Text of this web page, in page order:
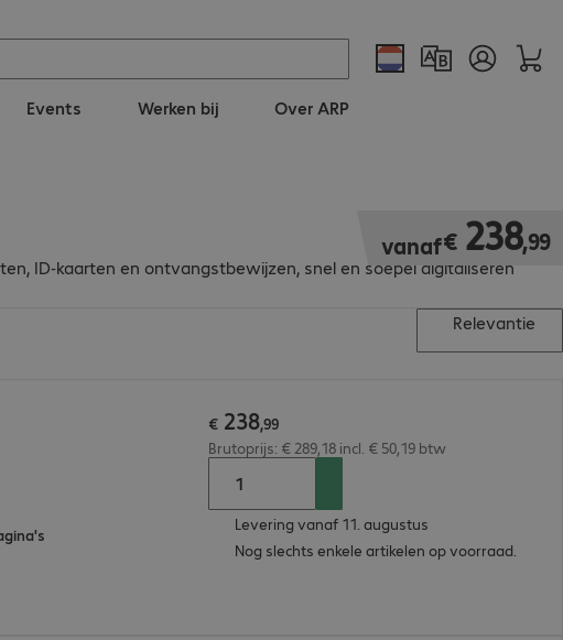
Events Werken bij Over ARP
ID-kaarten en ontvangstbewijzen, snel en soepel digitaliseren
vanaf€ 238,99
€ 238,99
Relevantie
€ 238,99
Brutoprijs: € 289,18 incl. € 50,19 btw
Levering vanaf 11. augustus
Nog slechts enkele artikelen op voorraad.